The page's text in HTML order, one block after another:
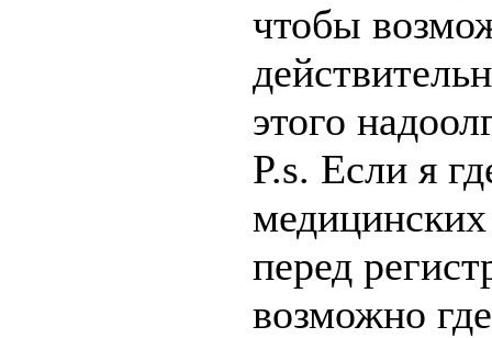
чтобы
этого
P.s. Если я
перед
возможно